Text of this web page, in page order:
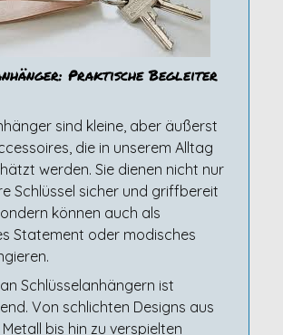
Praktische Begleiter
sind kleine, aber äußerst
die in unserem Alltag
werden. Sie dienen nicht nur
Schlüssel sicher und griffbereit
können auch als
Statement oder modisches
Schlüsselanhängern ist
Von schlichten Designs aus
bis hin zu verspielten